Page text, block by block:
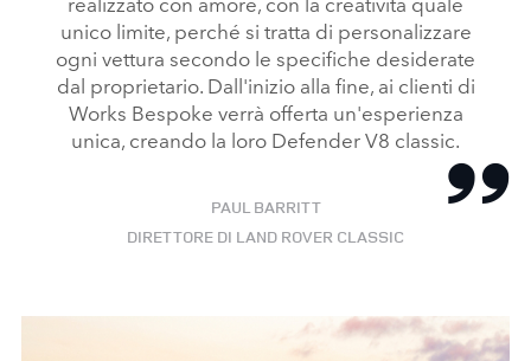
unico limite, perché si tratta di personalizzare
ogni vettura secondo le specifiche desiderate
dal proprietario. Dall'inizio alla fine, ai clienti di
Works Bespoke verrà offerta un'esperienza
unica, creando la loro Defender V8 classic.
PAUL BARRITT
DIRETTORE DI LAND ROVER CLASSIC